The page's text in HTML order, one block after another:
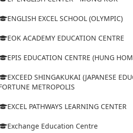
ENGLISH EXCEL SCHOOL (OLYMPIC)
EOK ACADEMY EDUCATION CENTRE
EPIS EDUCATION CENTRE (HUNG
EXCEED SHINGAKUKAI (JAPANESE
METROPOLIS
EXCEL PATHWAYS LEARNING CENTER
Exchange Education Centre